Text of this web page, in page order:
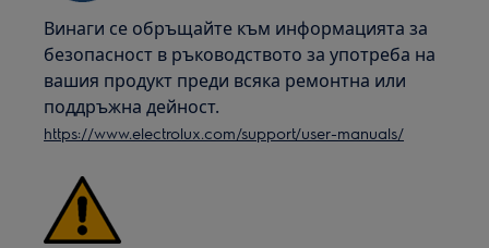
Винаги се обръщайте към информацията за
безопасност в ръководството за употреба на
вашия продукт преди всяка ремонтна или
поддръжна дейност.
https://www.electrolux.com/support/user-manuals/